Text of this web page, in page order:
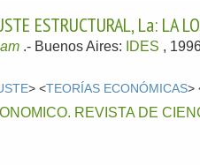
ESTRUCTURAL, La: LA
.- Buenos Aires: IDES ,
> <TEORÍAS ECONÓMICAS>
REVISTA DE